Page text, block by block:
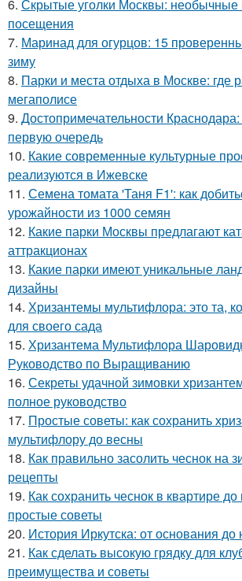
6. Скрытые уголки Москвы: необычные
посещения
7. Маринад для огурцов: 15
зиму
8. Парки и места отдыха в Москве: где
мегаполисе
9. Достопримечательности
первую очередь
10. Какие современные культурные
реализуются в Ижевске
11. Семена томата 'Таня F1': как
урожайности из 1000 семян
12. Какие парки Москвы предлагают
аттракционах
13. Какие парки имеют уникальные
дизайны
14. Хризантемы мультифлора: это та,
для своего сада
15. Хризантема Мультифлора
Руководство по Выращиванию
16. Секреты удачной зимовки
полное руководство
17. Простые советы: как сохранить
мультифлору до весны
18. Как правильно засолить чеснок на
рецепты
19. Как сохранить чеснок в квартире
простые советы
20. История Иркутска: от основания
21. Как сделать высокую грядку для
преимущества и советы